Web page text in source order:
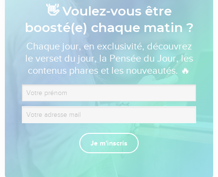
👋 Voulez-vous être
boosté(e) chaque matin ?
Chaque jour, en exclusivité, découvrez
le verset du jour, la Pensée du Jour, les
contenus phares et les nouveautés. 🔥
Je m'inscris